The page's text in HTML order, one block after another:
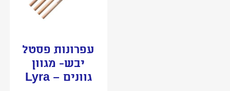
עפרונות פסטל
יבש- מגוון
גוונים – Lyra